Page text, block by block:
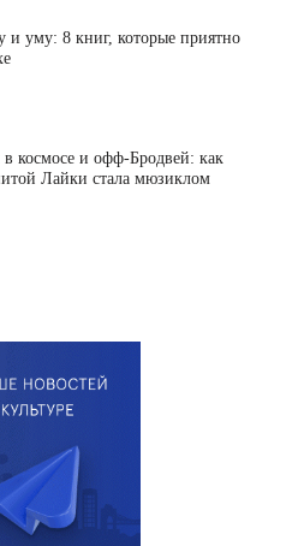
и уму: 8 книг, которые приятно
в космосе и офф-Бродвей: как
Лайки стала мюзиклом